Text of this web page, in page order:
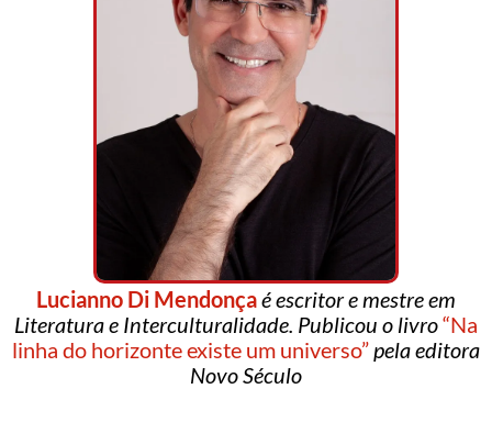
Lucianno Di Mendonçaé escritor e mestre em
Literatura e Interculturalidade. Publicou o livro“Na
linha do horizonte existe um universo”pela editora
Novo Século